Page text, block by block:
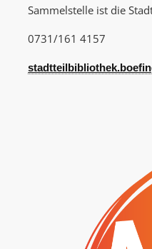
Sammelstelle ist die
0731/161 4157